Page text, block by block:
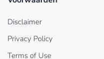
Disclaimer
Privacy Policy
Terms of Use